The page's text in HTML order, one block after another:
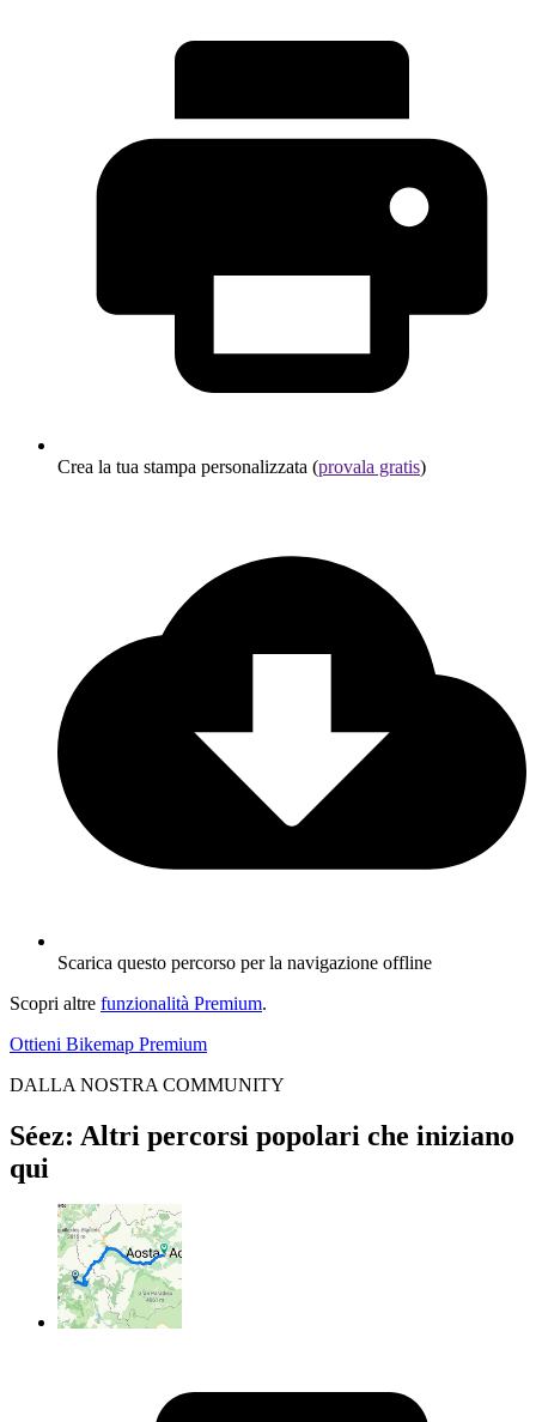
Crea la tua stampa personalizzata (provala gratis)
Scarica questo percorso per la navigazione offline
Scopri altre funzionalità Premium.
Ottieni Bikemap Premium
DALLA NOSTRA COMMUNITY
Séez: Altri percorsi popolari che iniziano
qui